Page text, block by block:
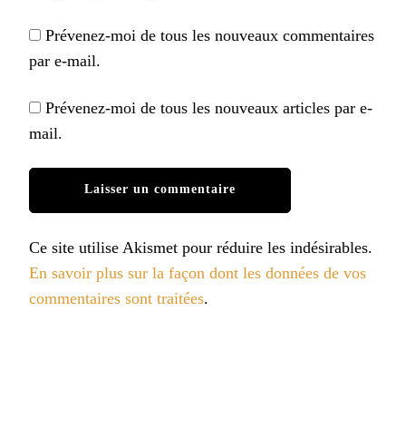
Prévenez-moi de tous les nouveaux commentaires
par e-mail.
Prévenez-moi de tous les nouveaux articles par e-
mail.
Ce site utilise Akismet pour réduire les indésirables.
En savoir plus sur la façon dont les données de vos
commentaires sont traitées.